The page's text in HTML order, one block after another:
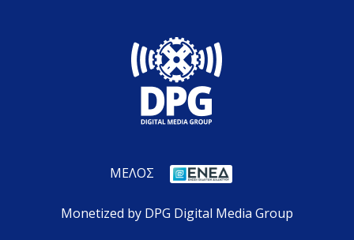
ΜΕΛΟΣ
Monetized by DPG Digital Media Group